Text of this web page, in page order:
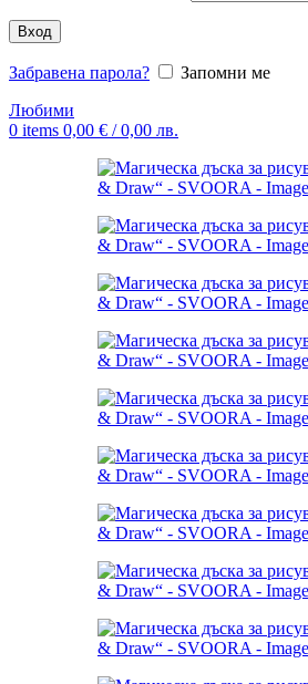
Вход
Забравена парола?
Запомни ме
Любими
0 items 0,00 € / 0,00 лв.